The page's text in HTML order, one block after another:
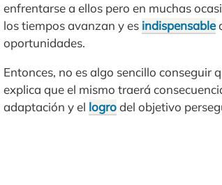
enfrentarse a ellos pero en muchas
los tiempos avanzan y es indispensable
oportunidades.
Entonces, no es algo sencillo conseguir
explica que el mismo traerá
adaptación y el logrodel objetivo